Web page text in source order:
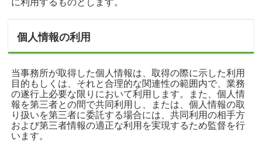
に利用するものとします。
個人情報の利用
当事務所が取得した個人情報は、取得の際に示した利用
目的もしくは、それと合理的な関連性の範囲内で、業務
の遂行上必要な限りにおいて利用します。また、個人情
報を第三者との間で共同利用し、または、個人情報の取
り扱いを第三者に委託する場合には、共同利用の相手方
および第三者情報の適正な利用を実現するため監督を行
います。